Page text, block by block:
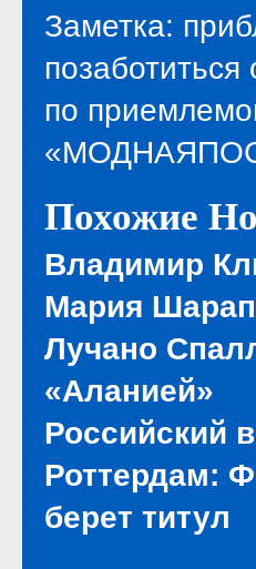
Заметка:
по
Похожие
Владимир
Мария
Лучано
«Аланией»
Российский
Роттердам:
берет титул